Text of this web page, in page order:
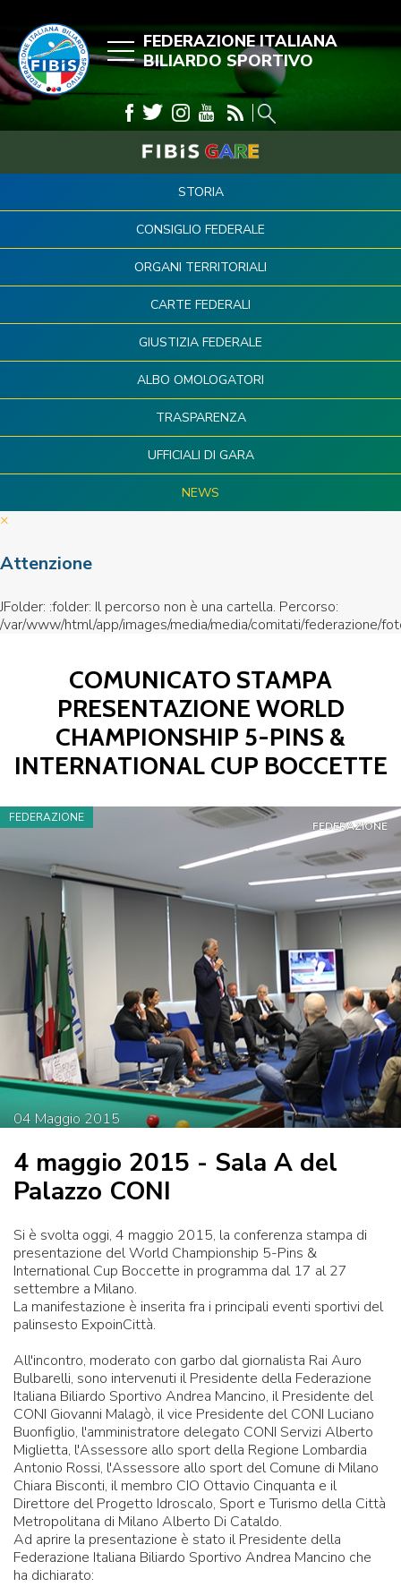
FEDERAZIONE ITALIANA
BILIARDO SPORTIVO
STORIA
CONSIGLIO FEDERALE
ORGANI TERRITORIALI
CARTE FEDERALI
GIUSTIZIA FEDERALE
ALBO OMOLOGATORI
TRASPARENZA
UFFICIALI DI GARA
NEWS
×
Attenzione
JFolder: :folder: Il percorso non è una cartella. Percorso:
/var/www/html/app/images/media/media/comitati/federazione/
COMUNICATO STAMPA
PRESENTAZIONE WORLD
CHAMPIONSHIP 5-PINS &
INTERNATIONAL CUP BOCCETTE
FEDERAZIONE
04 Maggio2015
FEDERAZIONE
4 maggio 2015 - Sala A del
Palazzo CONI
Si è svolta oggi, 4 maggio 2015, la conferenza stampa di
presentazione del World Championship 5-Pins &
International Cup Boccette in programma dal 17 al 27
settembre a Milano.
La manifestazione è inserita fra i principali eventi sportivi del
palinsesto ExpoinCittà.
All'incontro, moderato con garbo dal giornalista Rai Auro
Bulbarelli, sono intervenuti il Presidente della Federazione
Italiana Biliardo Sportivo Andrea Mancino, il Presidente del
CONI Giovanni Malagò, il vice Presidente del CONI Luciano
Buonfiglio, l'amministratore delegato CONI Servizi Alberto
Miglietta, l'Assessore allo sport della Regione Lombardia
Antonio Rossi, l'Assessore allo sport del Comune di Milano
Chiara Bisconti, il membro CIO Ottavio Cinquanta e il
Direttore del Progetto Idroscalo, Sport e Turismo della Città
Metropolitana di Milano Alberto Di Cataldo.
Ad aprire la presentazione è stato il Presidente della
Federazione Italiana Biliardo Sportivo Andrea Mancino che
ha dichiarato: